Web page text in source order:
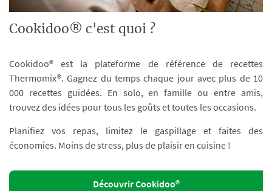
Cookidoo® c'est quoi ?
Cookidoo® est la plateforme de référence de recettes
Thermomix®. Gagnez du temps chaque jour avec plus de 10
000 recettes guidées. En solo, en famille ou entre amis,
trouvez des idées pour tous les goûts et toutes les occasions.
Planifiez vos repas, limitez le gaspillage et faites des
économies. Moins de stress, plus de plaisir en cuisine !
Découvrir Cookidoo®